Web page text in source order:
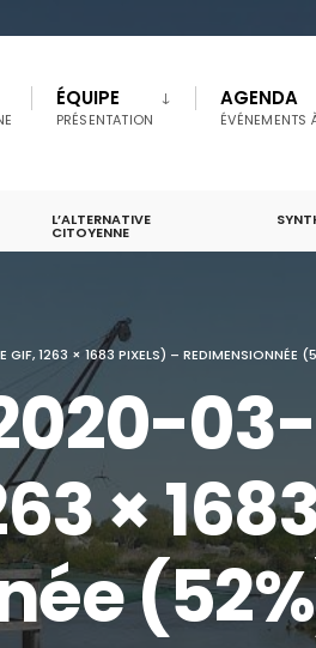
ÉQUIPE
PRÉSENTATION
AGENDA
ÉVÉNEMENTS
L’ALTERNATIVE
CITOYENNE
1263 × 1683 PIXELS) – REDIMENSIONNÉE
×